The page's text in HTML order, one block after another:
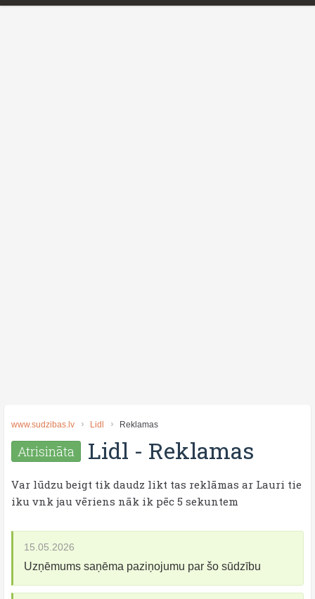
www.sudzibas.lv Lidl Reklamas
Atrisināta Lidl - Reklamas
Var lūdzu beigt tik daudz likt tas reklāmas ar Lauri tie
iku vnk jau vēriens nāk ik pēc 5 sekuntem
15.05.2026
Uzņēmums saņēma paziņojumu par šo sūdzību